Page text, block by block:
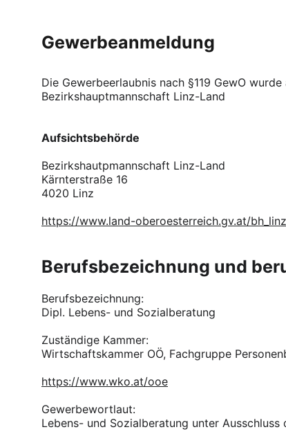
Gewerbeanmeldung
Die Gewerbeerlaubnis nach §119 GewO
Bezirkshauptmannschaft Linz-Land
Aufsichtsbehörde
Bezirkshautpmannschaft Linz-Land
Kärnterstraße 16
4020 Linz
https://www.land-oberoesterreich.gv.at/
Berufsbezeichnung und
Berufsbezeichnung:
Dipl. Lebens- und Sozialberatung
Zuständige Kammer:
Wirtschaftskammer OÖ, Fachgruppe
https://www.wko.at/ooe
Gewerbewortlaut:
Lebens- und Sozialberatung unter